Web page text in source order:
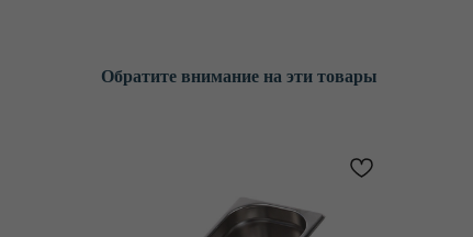
Обратите внимание на эти товары